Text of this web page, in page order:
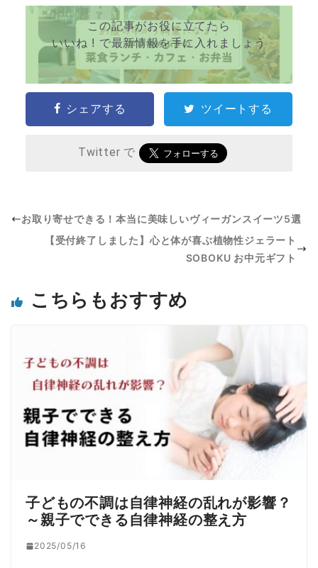
この記事がお役に立てたら
いいね ! で最新情報を手に入れましょう
シェアする ツイートする
Twitter で
お取り寄せできる！本当に美味しいヴィーガンスイーツ5選
【受付終了しました】心と体が喜ぶ植物性ジェラート
SOBOKU お中元ギフト
こちらもおすすめ
子どもの不調は自律神経の乱れが影響？
～親子でできる自律神経の整え方
2025/05/16